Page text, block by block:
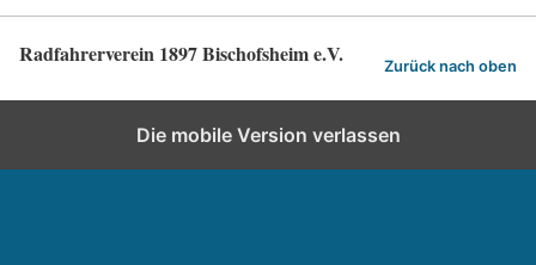
Radfahrerverein 1897 Bischofsheim e.V. Zurück nach oben
Die mobile Version verlassen